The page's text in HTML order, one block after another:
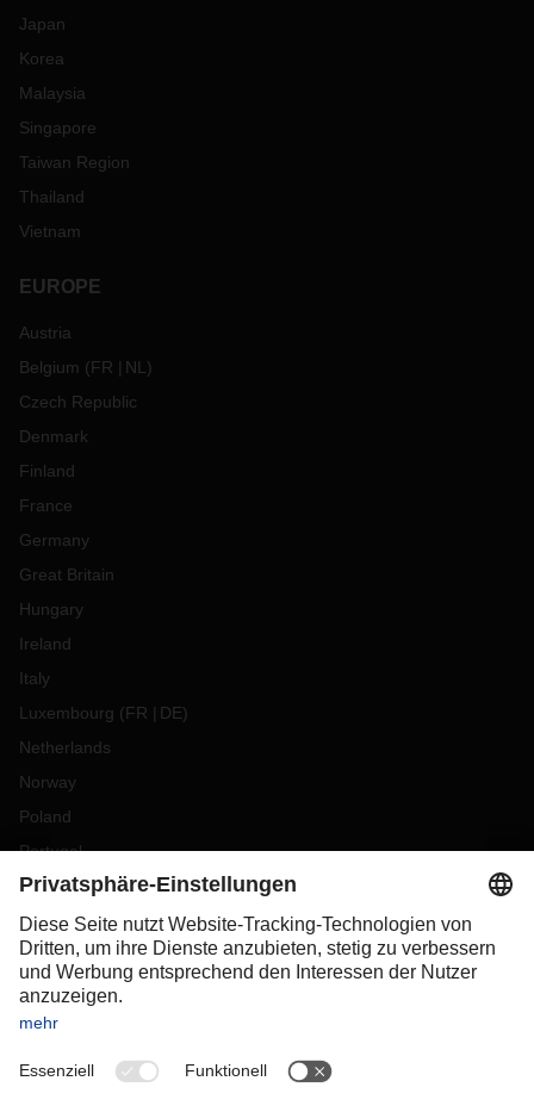
Japan
Korea
Malaysia
Singapore
Taiwan Region
Thailand
Vietnam
EUROPE
Austria
Belgium (FR NL )
Czech Republic
Denmark
Finland
France
Germany
Great Britain
Hungary
Ireland
Italy
Luxembourg (FR DE)
Netherlands
Norway
Poland
Portugal
Romania
Slovakia
Spain
Sweden
Switzerland